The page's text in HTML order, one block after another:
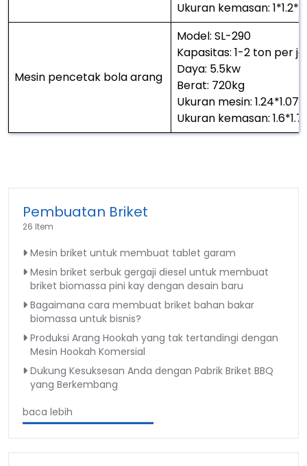
Ukuran kemasan:
Mesin pencetak bola arang
Model: SL-290
Kapasitas: 1-2 ton per
Daya: 5.5kw
Berat: 720kg
Ukuran mesin:
Ukuran kemasan:
Pembuatan Briket
26 Item
Mesin briket untuk membuat tablet garam
Mesin briket serbuk gergaji diesel untuk membuat
briket biomassa pini kay dengan desain baru
Bagaimana cara membuat briket bahan bakar
biomassa untuk bisnis?
Produksi Arang Hookah yang tak tertandingi dengan
Mesin Hookah Komersial
Dukung Kesuksesan Anda dengan Pabrik Briket BBQ
yang Berkembang
baca lebih